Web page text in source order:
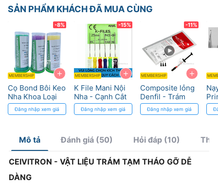
SẢN PHẨM KHÁCH ĐÃ MUA CÙNG
+
-8%
MEMBERSHIP
Cọ Bond Bôi Keo
Nha Khoa Loại
TốtĐăng nhập xem giá
+
-15%
MEMBERSHIP
K File Mani Nội
Nha - Cạnh Cắt
Sắc, Chuẩn ISO
Đăng nhập xem giá
+
-11%
MEMBERSHIP
Composite lỏng
Denfil - Trám
rãnh, dễ đánh
bóng, thẩm mỹ
Đăng nhập xem giá
Mô tả Đánh giá (50) Hỏi đáp (10)
CEIVITRON - VẬT LIỆU TRÁM TẠM THÁO GỠ DỄ
DÀNG